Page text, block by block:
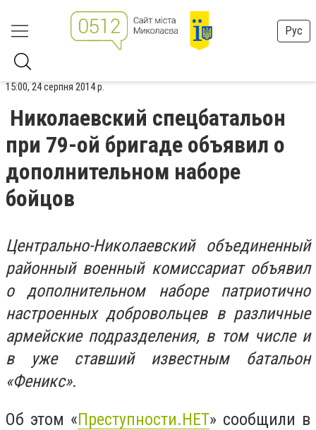
Рус
15:00, 24 серпня 2014 р.
Николаевский спецбатальон
при 79-ой бригаде объявил о
дополнительном наборе
бойцов
Центрально-Николаевский объединенный
районный военный комиссариат объявил
о дополнительном наборе патриотично
настроенных добровольцев в различные
армейские подразделения, в том числе и
в уже ставший известным батальон
«Феникс».
Об этом «Преступности.НЕТ» сообщили в